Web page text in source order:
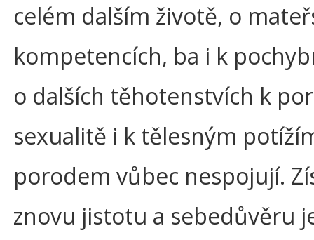
celém dalším životě, o
kompetencích, ba i k
o dalších těhotenstvích k
sexualitě i k tělesným
porodem vůbec nespojují.
znovu jistotu a sebedůvěru